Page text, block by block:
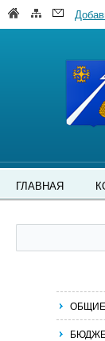
ГЛАВНАЯ